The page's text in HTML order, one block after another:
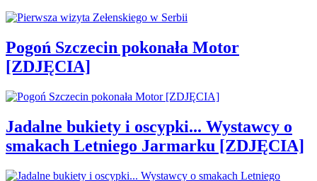
Pogoń Szczecin pokonała Motor
[ZDJĘCIA]
Jadalne bukiety i oscypki... Wystawcy o
smakach Letniego Jarmarku [ZDJĘCIA]